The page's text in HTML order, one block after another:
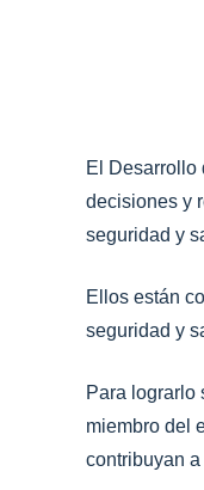
El Desarrollo
decisiones y
seguridad y
Ellos están
seguridad y
Para lograrlo
miembro del
contribuyan